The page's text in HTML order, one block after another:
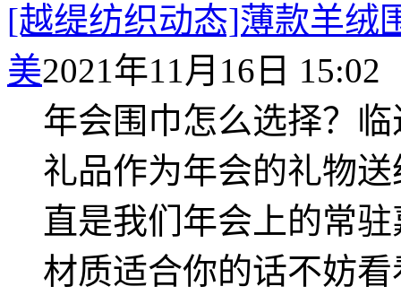
[越缇纺织动态]薄款羊
美2021年11月16日 15:02
年会围巾怎么选择？
礼品作为年会的礼物
直是我们年会上的常
材质适合你的话不妨